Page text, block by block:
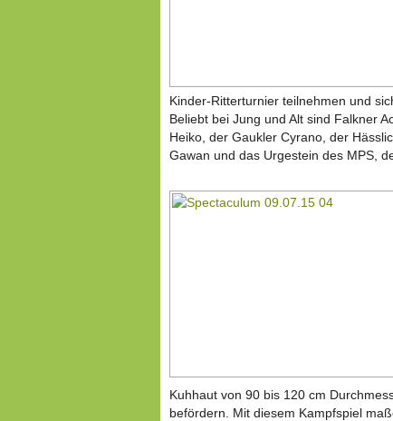
Kinder-Ritterturnier teilnehmen und
Beliebt bei Jung und Alt sind Falkner
Heiko, der Gaukler Cyrano, der
Gawan und das Urgestein des MPS,
Kuhhaut von 90 bis 120 cm
befördern. Mit diesem Kampfspiel